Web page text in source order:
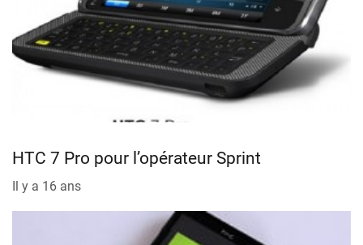
HTC 7 Pro pour l’opérateur Sprint
Il y a 16 ans